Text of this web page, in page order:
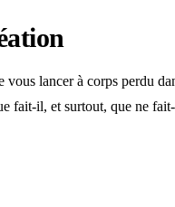
lancer à corps perdu
fait-il, et surtout, que ne